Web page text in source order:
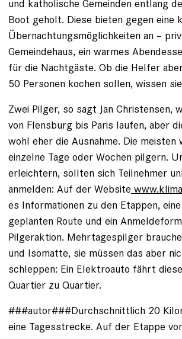
und katholische Gemeinden entlang
Boot geholt. Diese bieten gegen eine
Übernachtungsmöglichkeiten an –
Gemeindehaus, ein warmes
für die Nachtgäste. Ob die Helfer
50 Personen kochen sollen, wissen
Zwei Pilger, so sagt Jan Christensen,
von Flensburg bis Paris laufen, aber
wohl eher die Ausnahme. Die meisten
einzelne Tage oder Wochen pilgern.
erleichtern, sollten sich Teilnehmer
anmelden: Auf der Website
es Informationen zu den Etappen,
geplanten Route und ein
Pilgeraktion. Mehrtagespilger
und Isomatte, sie müssen das aber
schleppen: Ein Elektroauto fährt
Quartier zu Quartier.
###autor###Durchschnittlich 20
eine Tagesstrecke. Auf der Etappe